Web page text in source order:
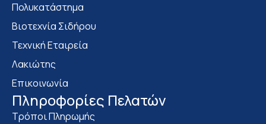
Πολυκατάστημα
Bιοτεχνία Σιδήρου
Τεχνική Εταιρεία
Λακιώτης
Επικοινωνία
Πληροφορίες Πελατών
Τρόποι Πληρωμής